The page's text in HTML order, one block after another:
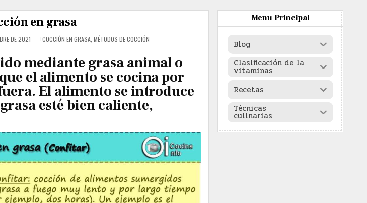
alimentos cotidianos,
en grasa
DE 2021 POSTED
IN
COCCIÓN EN GRASA, MÉTODOS DE COCCIÓN
mediante grasa animal o
el alimento se cocina por
El alimento se introduce
esté bien caliente,
Menu Principal
Blog
Clasificación de la
vitaminas
Recetas
Técnicas
culinarias